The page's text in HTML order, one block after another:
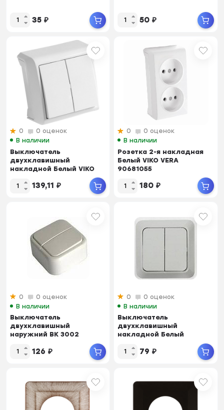
35 ₽ 50 ₽
0
0 оценок
В наличии
Выключатель
двухклавишный
накладной Белый VIKO
139,11 ₽
0
0 оценок
В наличии
Розетка 2-я накладная
Белый VIKO VERA
90681055
180 ₽
0
0 оценок
В наличии
Выключатель
двухклавишный
наружний BK 3002
126 ₽
0
0 оценок
В наличии
Выключатель
двухклавишный
накладной Белый
79 ₽